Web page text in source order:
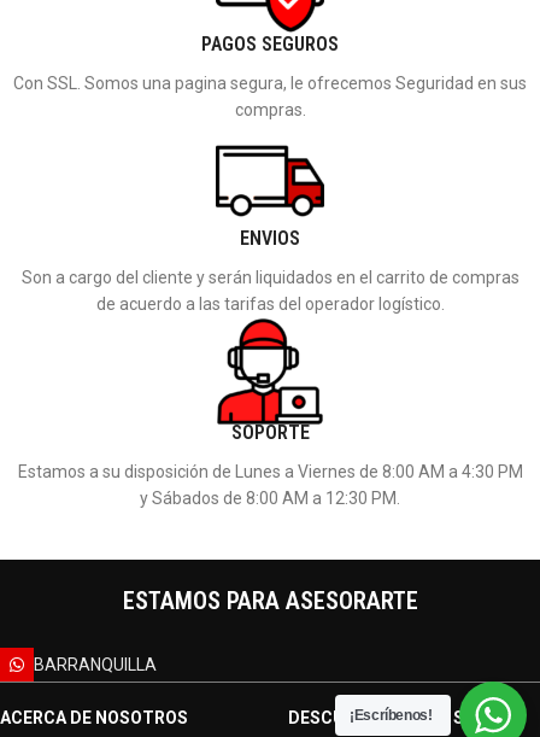
PAGOS SEGUROS
Con SSL. Somos una pagina segura, le ofrecemos Seguridad en sus
compras.
ENVIOS
Son a cargo del cliente y serán liquidados en el carrito de compras
de acuerdo a las tarifas del operador logístico.
SOPORTE
Estamos a su disposición de Lunes a Viernes de 8:00 AM a 4:30 PM
y Sábados de 8:00 AM a 12:30 PM.
ESTAMOS PARA ASESORARTE
BARRANQUILLA
ACERCA DE NOSOTROS DESCUBRE MASTER SERVICE
¡Escríbenos!